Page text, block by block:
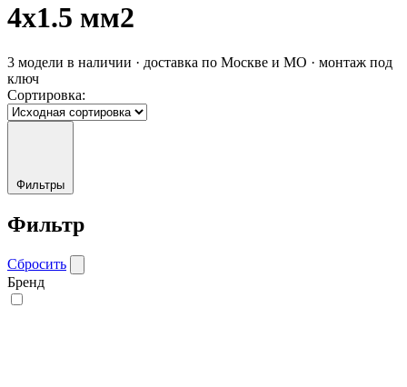
4x1.5 мм2
3 модели в наличии · доставка по Москве и МО · монтаж под
ключ
Сортировка:
Фильтры
Фильтр
Сбросить
Бренд